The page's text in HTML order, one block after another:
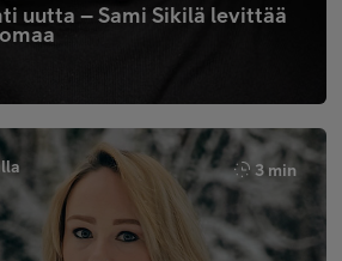
uutta – Sami Sikilä levittää
3 min